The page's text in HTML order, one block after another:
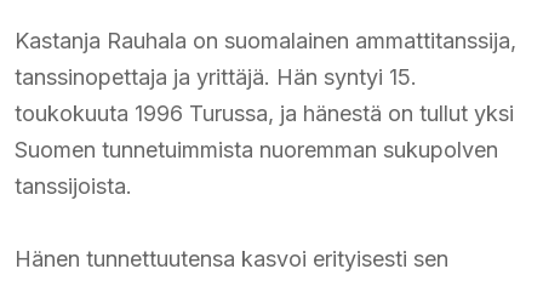
Kastanja Rauhala on suomalainen ammattitanssija,
tanssinopettaja ja yrittäjä. Hän syntyi 15.
toukokuuta 1996 Turussa, ja hänestä on tullut yksi
Suomen tunnetuimmista nuoremman sukupolven
tanssijoista.
Hänen tunnettuutensa kasvoi erityisesti sen